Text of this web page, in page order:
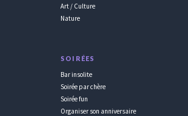
Art / Culture
Nature
SOIRÉES
Bar insolite
Soirée par chère
Soirée fun
Organiser son anniversaire